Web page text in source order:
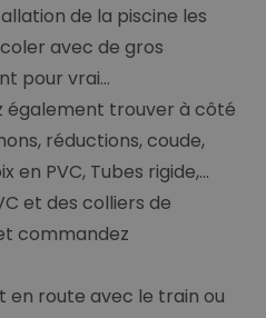
de la piscine les
avec de gros
pour vrai…
également trouver à côté
réductions, coude,
en PVC, Tubes rigide,...
et des colliers de
commandez
en route avec le train ou